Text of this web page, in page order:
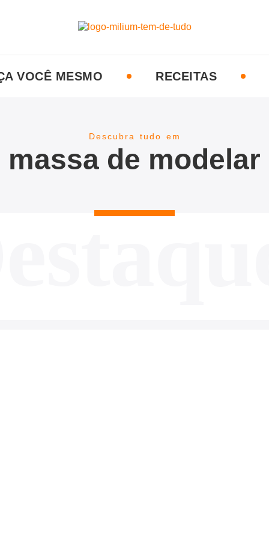
VOCÊ MESMO RECEITAS
Descubra tudo em
massa de modelar